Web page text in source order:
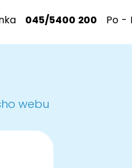
045/5400 200 Po -
webu